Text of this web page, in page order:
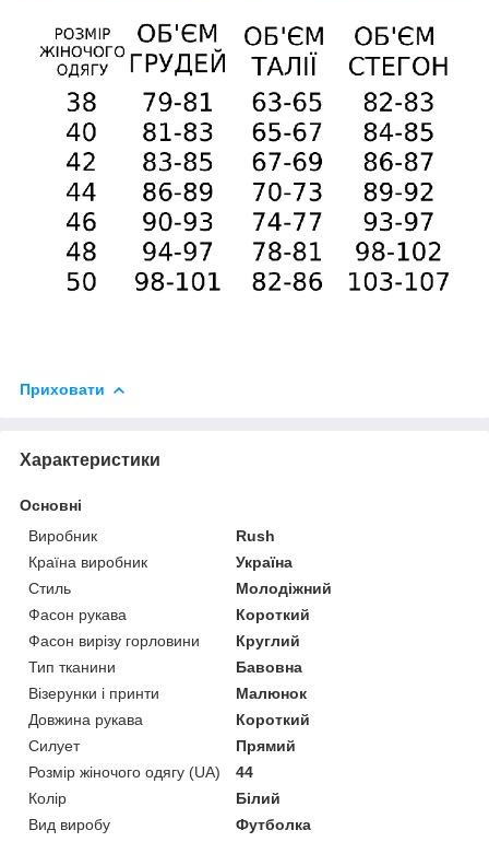
Приховати
Характеристики
Основні
Виробник
Rush
Країна виробник
Україна
Стиль
Молодіжний
Фасон рукава
Короткий
Фасон вирізу горловини
Круглий
Тип тканини
Бавовна
Візерунки і принти
Малюнок
Довжина рукава
Короткий
Силует
Прямий
Розмір жіночого одягу (UA)
44
Колір
Білий
Вид виробу
Футболка